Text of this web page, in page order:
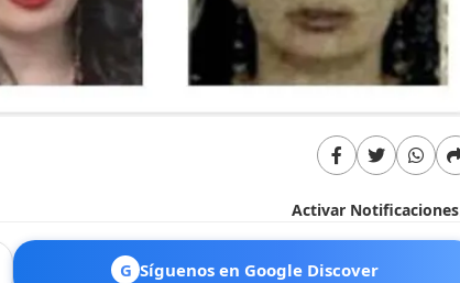
Activar Notificaciones
G Síguenos en Google Discover